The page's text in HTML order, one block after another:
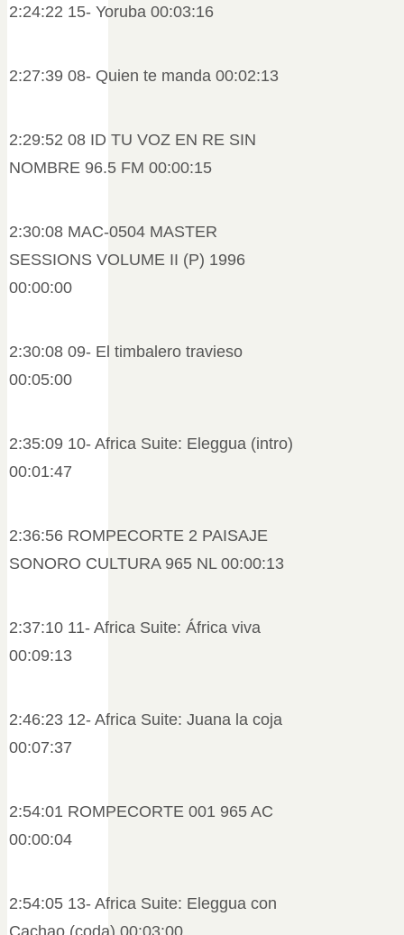
2:24:22 15- Yoruba 00:03:16
2:27:39 08- Quien te manda 00:02:13
2:29:52 08 ID TU VOZ EN RE SIN
NOMBRE 96.5 FM 00:00:15
2:30:08 MAC-0504 MASTER
SESSIONS VOLUME II (P) 1996
00:00:00
2:30:08 09- El timbalero travieso
00:05:00
2:35:09 10- Africa Suite: Eleggua (intro)
00:01:47
2:36:56 ROMPECORTE 2 PAISAJE
SONORO CULTURA 965 NL 00:00:13
2:37:10 11- Africa Suite: África viva
00:09:13
2:46:23 12- Africa Suite: Juana la coja
00:07:37
2:54:01 ROMPECORTE 001 965 AC
00:00:04
2:54:05 13- Africa Suite: Eleggua con
Cachao (coda) 00:03:00